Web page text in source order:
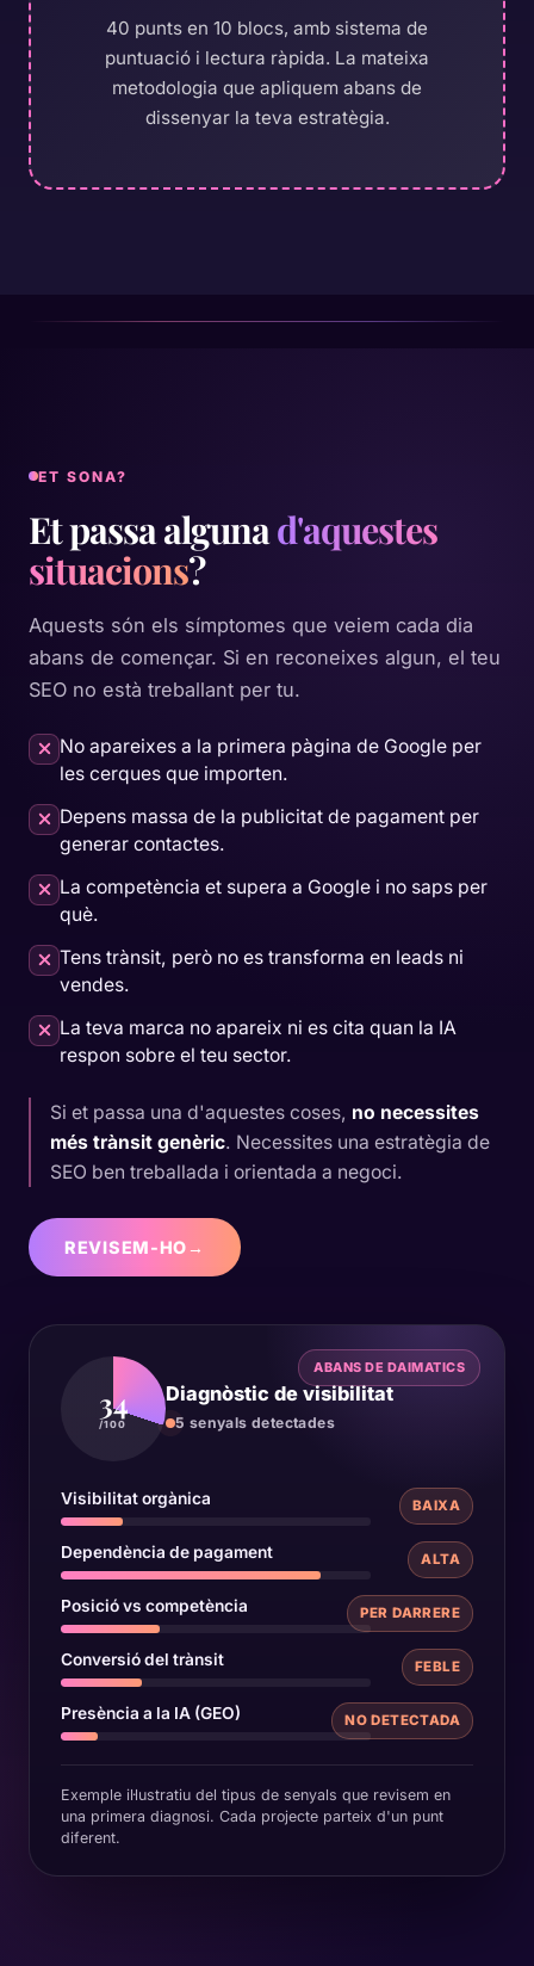
40 punts en 10 blocs, amb sistema de
puntuació i lectura ràpida. La mateixa
metodologia que apliquem abans de
dissenyar la teva estratègia.
ET SONA?
Et passa algunad'aquestes
situacions?
Aquests són els símptomes que veiem cada dia
abans de començar. Si en reconeixes algun, el teu
SEO no està treballant per tu.
No apareixes a la primera pàgina de Google per
les cerques que importen.
Depens massa de la publicitat de pagament per
generar contactes.
La competència et supera a Google i no saps per
què.
Tens trànsit, però no es transforma en leads ni
vendes.
La teva marca no apareix ni es cita quan la IA
respon sobre el teu sector.
Si et passa una d'aquestes coses, no necessites
més trànsit genèric. Necessites una estratègia de
SEO ben treballada i orientada a negoci.
REVISEM-HO →
ABANS DE DAIMATICS
34
/100
Diagnòstic de visibilitat
5 senyals detectades
Visibilitat orgànica BAIXA
Dependència de pagament ALTA
Posició vs competència PER DARRERE
Conversió del trànsit FEBLE
Presència a la IA (GEO) NO DETECTADA
Exemple il·lustratiu del tipus de senyals que revisem en
una primera diagnosi. Cada projecte parteix d'un punt
diferent.